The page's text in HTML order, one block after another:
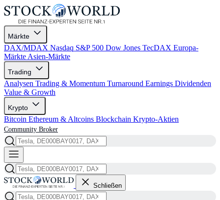
Märkte
DAX/MDAX Nasdaq S&P 500 Dow Jones TecDAX Europa-
Märkte Asien-Märkte
Trading
Analysen Trading & Momentum Turnaround Earnings Dividenden
Value & Growth
Krypto
Bitcoin Ethereum & Altcoins Blockchain Krypto-Aktien
Community Broker
Schließen